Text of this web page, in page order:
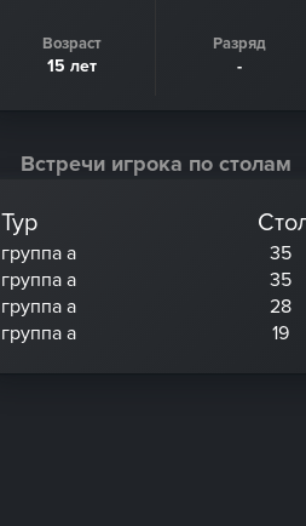
Возраст
15 лет
Разряд
-
Встречи игрока по столам
Тур
группа a
35
группа a
35
группа a
28
группа a
19